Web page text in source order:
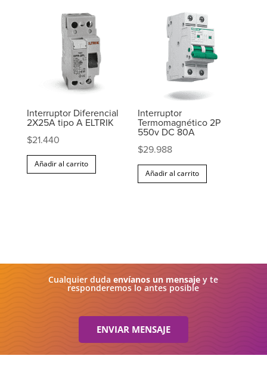
Interruptor Diferencial
2X25A tipo A ELTRIK
$21.440
Añadir al carrito
Interruptor
Termomagnético 2P
550v DC 80A
$29.988
Añadir al carrito
Cualquier dudaenvíanos un mensaje y te
responderemos lo antes posible
ENVIAR MENSAJE